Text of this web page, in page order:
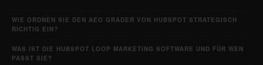
WIE ORDNEN SIE DEN AEO GRADER VON HUBSPOT STRATEGISCH
RICHTIG EIN?
WAS IST DIE HUBSPOT LOOP MARKETING SOFTWARE UND FÜR WEN
PASST SIE?